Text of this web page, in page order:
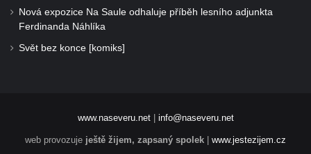
Nová expozice Na Saule odhaluje příběh lesního adjunkta
Ferdinanda Náhlíka
Svět bez konce [komiks]
www.naseveru.net| info@naseveru.net
web provozuje ještě žijem, zapsaný spolek www.jestezijem.cz